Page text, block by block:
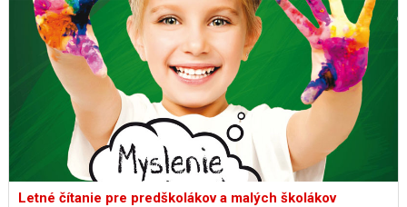
Letné čítanie pre predškolákov a malých školákov